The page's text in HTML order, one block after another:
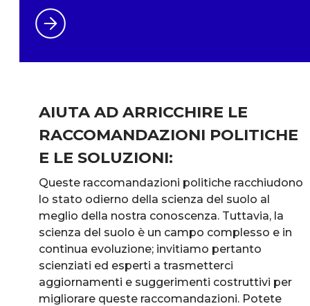
AIUTA AD ARRICCHIRE LE
RACCOMANDAZIONI POLITICHE
E LE SOLUZIONI:
Queste raccomandazioni politiche racchiudono
lo stato odierno della scienza del suolo al
meglio della nostra conoscenza. Tuttavia, la
scienza del suolo è un campo complesso e in
continua evoluzione; invitiamo pertanto
scienziati ed esperti a trasmetterci
aggiornamenti e suggerimenti costruttivi per
migliorare queste raccomandazioni. Potete